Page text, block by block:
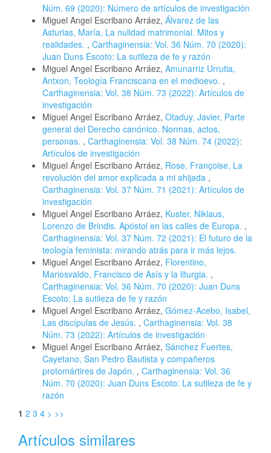
Núm. 69 (2020): Número de artículos de investigación
Miguel Angel Escribano Arráez, Álvarez de las
Asturias, María, La nulidad matrimonial. Mitos y
realidades. , Carthaginensia: Vol. 36 Núm. 70 (2020):
Juan Duns Escoto: La sutileza de fe y razón
Miguel Angel Escribano Arráez, Amunarriz Urrutia,
Antxon, Teología Franciscana en el medioevo. ,
Carthaginensia: Vol. 38 Núm. 73 (2022): Artículos de
investigación
Miguel Angel Escribano Arráez, Otaduy, Javier, Parte
general del Derecho canónico. Normas, actos,
personas. , Carthaginensia: Vol. 38 Núm. 74 (2022):
Artículos de investigación
Miguel Ángel Escribano Arráez, Rose, Françoise, La
revolución del amor explicada a mi ahijada ,
Carthaginensia: Vol. 37 Núm. 71 (2021): Artículos de
investigación
Miguel Angel Escribano Arráez, Kuster, Niklaus,
Lorenzo de Brindis. Apóstol en las calles de Europa. ,
Carthaginensia: Vol. 37 Núm. 72 (2021): El futuro de la
teología feminista: mirando atrás para ir más lejos.
Miguel Angel Escribano Arráez, Florentino,
Mariosvaldo, Francisco de Asís y la liturgia. ,
Carthaginensia: Vol. 36 Núm. 70 (2020): Juan Duns
Escoto: La sutileza de fe y razón
Miguel Angel Escribano Arráez, Gómez-Acebo, Isabel,
Las discípulas de Jesús. , Carthaginensia: Vol. 38
Núm. 73 (2022): Artículos de investigación
Miguel Angel Escribano Arráez, Sánchez Fuertes,
Cayetano, San Pedro Bautista y compañeros
protomártires de Japón. , Carthaginensia: Vol. 36
Núm. 70 (2020): Juan Duns Escoto: La sutileza de fe y
razón
1 2 3 4 > >>
Artículos similares